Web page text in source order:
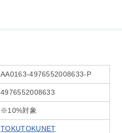
AA0163-4976552008633-P
4976552008633
※10%対象
TOKUTOKUNET